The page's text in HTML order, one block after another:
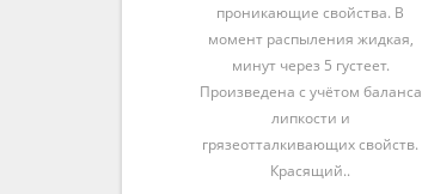
проникающие свойства. В
момент распыления жидкая,
минут через 5 густеет.
Произведена с учётом баланса
липкости и
грязеотталкивающих свойств.
Красящий..